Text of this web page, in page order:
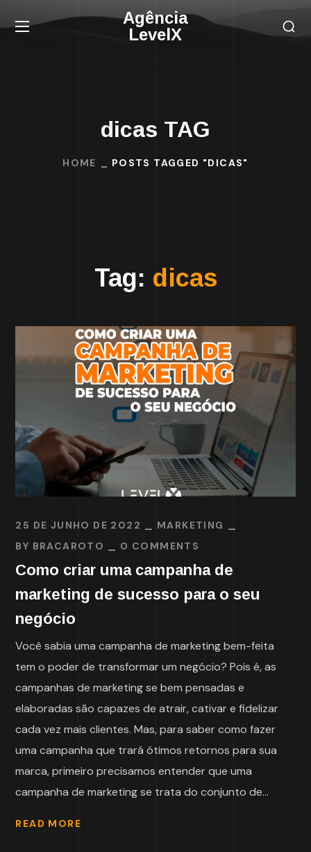
Agência
LevelX
dicas TAG
HOME POSTS TAGGED "DICAS"
Tag: dicas
25 DE JUNHO DE 2022
MARKETING
BY BRACAROTO 0 COMMENTS
Como criar uma campanha de
marketing de sucesso para o seu
negócio
Você sabia uma campanha de marketing bem-feita
tem o poder de transformar um negócio? Pois é, as
campanhas de marketing se bem pensadas e
elaboradas são capazes de atrair, cativar e fidelizar
cada vez mais clientes. Mas, para saber como fazer
uma campanha que trará ótimos retornos para sua
marca, primeiro precisamos entender que uma
campanha de marketing se trata do conjunto de...
READ MORE